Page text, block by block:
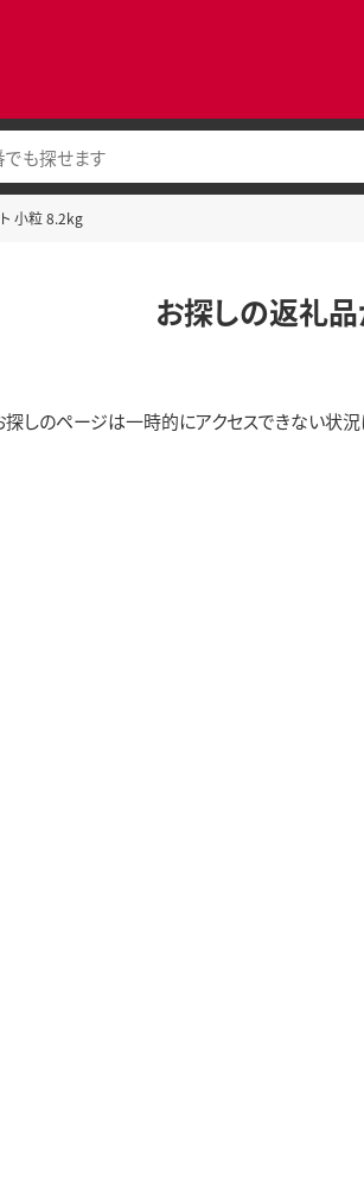
ト 小粒 8.2kg
お探しの返礼品
探しのページは一時的にアクセスできない状況